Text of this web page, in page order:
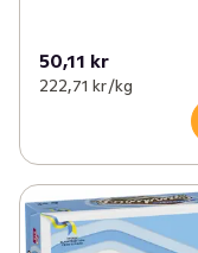
50,11 kr
222,71 kr /kg